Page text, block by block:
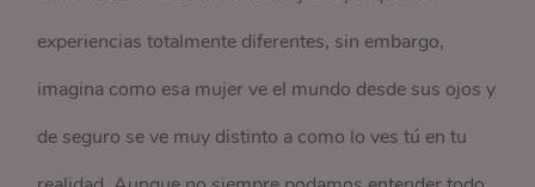
experiencias totalmente diferentes, sin embargo,
imagina como esa mujer ve el mundo desde sus ojos y
de seguro se ve muy distinto a como lo ves tú en tu